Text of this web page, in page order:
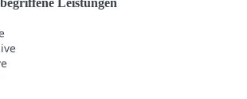
Leistungen